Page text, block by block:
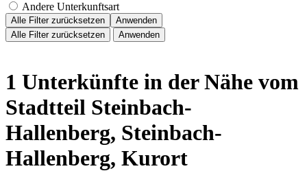
Andere Unterkunftsart
Alle Filter zurücksetzen
Anwenden
Alle Filter zurücksetzen
Anwenden
1 Unterkünfte in der Nähe vom
Stadtteil Steinbach-
Hallenberg, Steinbach-
Hallenberg, Kurort